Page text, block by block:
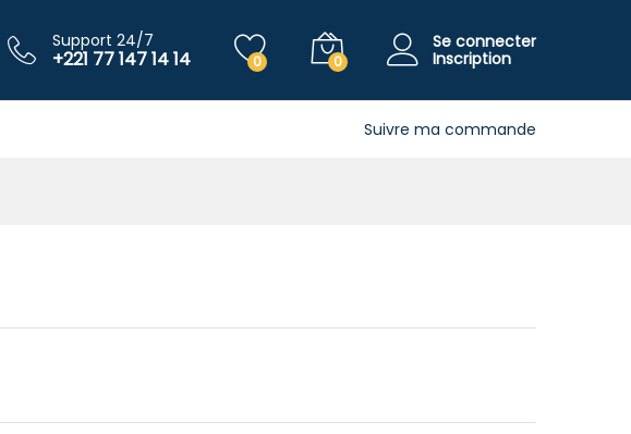
Support 24/7
+221 77 147 14 14 0 0
Se connecter
Inscription
Suivre ma commande